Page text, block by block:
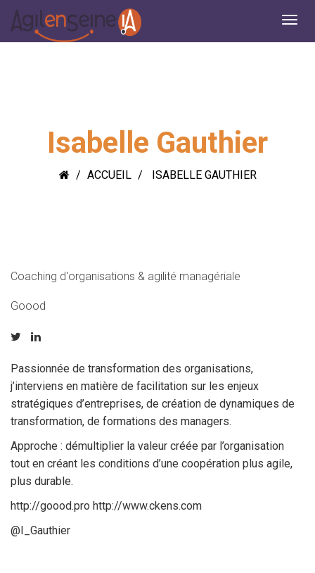
Isabelle Gauthier
ACCUEIL ISABELLE GAUTHIER
Coaching d'organisations & agilité managériale
Goood
Passionnée de transformation des organisations,
j’interviens en matière de facilitation sur les enjeux
stratégiques d’entreprises, de création de dynamiques de
transformation, de formations des managers.
Approche : démultiplier la valeur créée par l’organisation
tout en créant les conditions d’une coopération plus agile,
plus durable.
http://goood.pro http://www.ckens.com
@I_Gauthier